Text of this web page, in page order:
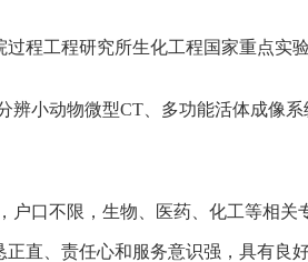
程工程研究所生化工程国家重点实
辨小动物微型CT、多功能活体成像
户口不限，生物、医药、化工等相
直、责任心和服务意识强，具有